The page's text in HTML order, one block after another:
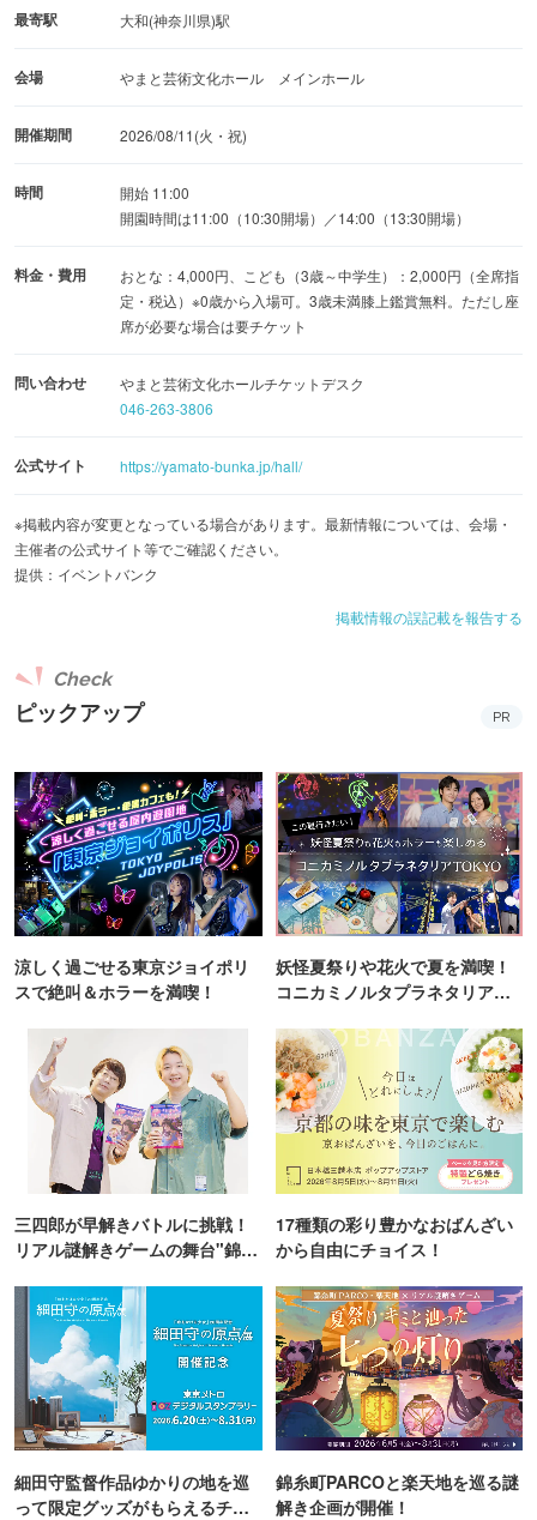
最寄駅 大和(神奈川県)駅
会場 やまと芸術文化ホール メインホール
開催期間 2026/08/11(火・祝)
時間
開始 11:00
開園時間は11:00（10:30開場）／14:00（13:30開場）
料金・費用
おとな：4,000円、こども（3歳～中学生）：2,000円（全席指
定・税込）※0歳から入場可。3歳未満膝上鑑賞無料。ただし座
席が必要な場合は要チケット
問い合わせ
やまと芸術文化ホールチケットデスク
046-263-3806
公式サイト https://yamato-bunka.jp/hall/
※掲載内容が変更となっている場合があります。最新情報については、会場・
主催者の公式サイト等でご確認ください。
提供：イベントバンク
掲載情報の誤記載を報告する
ピックアップ
Check
PR
涼しく過ごせる東京ジョイポリ
スで絶叫＆ホラーを満喫！
妖怪夏祭りや花火で夏を満喫！
コニカミノルタプラネタリア
三四郎が早解きバトルに挑戦！
リアル謎解きゲームの舞台"錦糸
17種類の彩り豊かなおばんざい
から自由にチョイス！
細田守監督作品ゆかりの地を巡
って限定グッズがもらえるチャ
錦糸町PARCOと楽天地を巡る謎
解き企画が開催！